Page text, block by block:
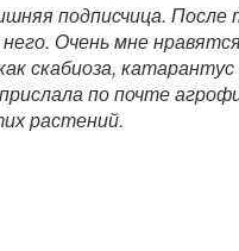
подписчица.
Очень мне
скабиоза, катарантус
по почте
растений.